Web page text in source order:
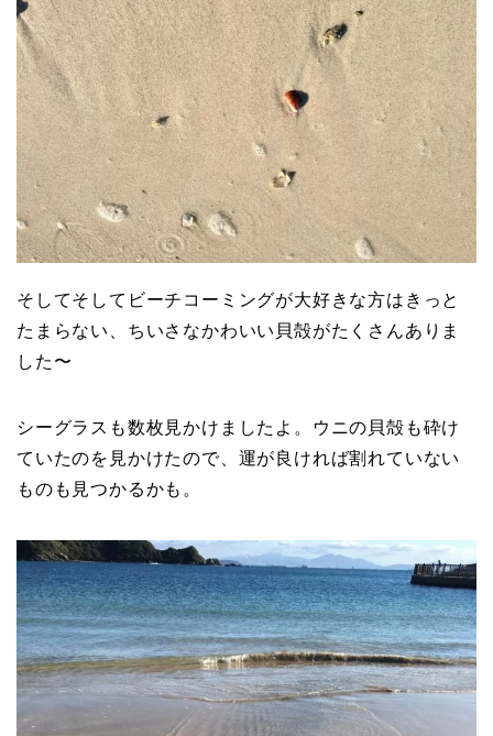
そしてそしてビーチコーミングが大好きな方はきっと
たまらない、ちいさなかわいい貝殻がたくさんありま
した〜
シーグラスも数枚見かけましたよ。ウニの貝殻も砕け
ていたのを見かけたので、運が良ければ割れていない
ものも見つかるかも。